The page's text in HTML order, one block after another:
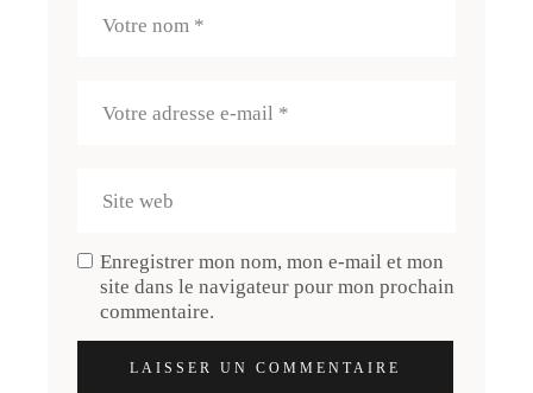
Enregistrer mon nom, mon e-mail et mon
site dans le navigateur pour mon prochain
commentaire.
LAISSER UN COMMENTAIRE